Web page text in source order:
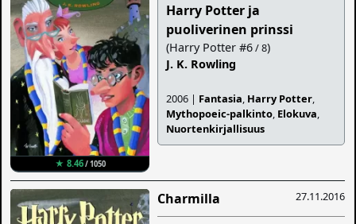
★ 8.46/ 1050
Harry Potter ja
puoliverinen prinssi
(Harry Potter #6/ 8)
J. K. Rowling
2006 | Fantasia, Harry Potter,
Mythopoeic-palkinto, Elokuva,
Nuortenkirjallisuus
27.11.2016
Charmilla